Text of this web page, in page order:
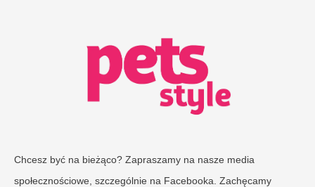
Chcesz być na bieżąco? Zapraszamy na nasze media
społecznościowe, szczególnie na Facebooka. Zachęcamy